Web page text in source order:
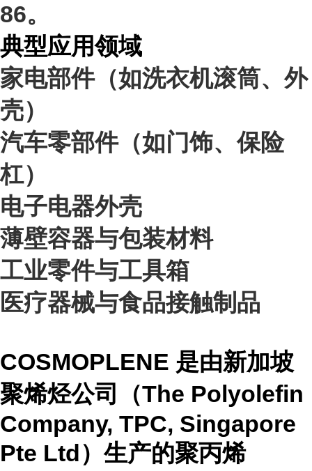
86。
典型应用领域
家电部件（如洗衣机滚筒、外
壳）
汽车零部件（如门饰、保险
杠）
电子电器外壳
薄壁容器与包装材料
工业零件与工具箱
医疗器械与食品接触制品
COSMOPLENE 是由新加坡
聚烯烃公司（The Polyolefin
Company, TPC, Singapore
Pte Ltd）生产的聚丙烯